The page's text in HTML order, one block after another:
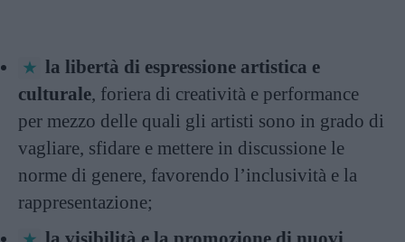
la libertà di espressione artistica e
culturale, foriera di creatività e performance
per mezzo delle quali gli artisti sono in grado di
vagliare, sfidare e mettere in discussione le
norme di genere, favorendo l’inclusività e la
rappresentazione;